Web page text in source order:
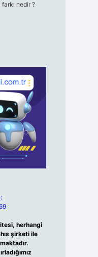
nedir ?
herhangi
şirketi ile